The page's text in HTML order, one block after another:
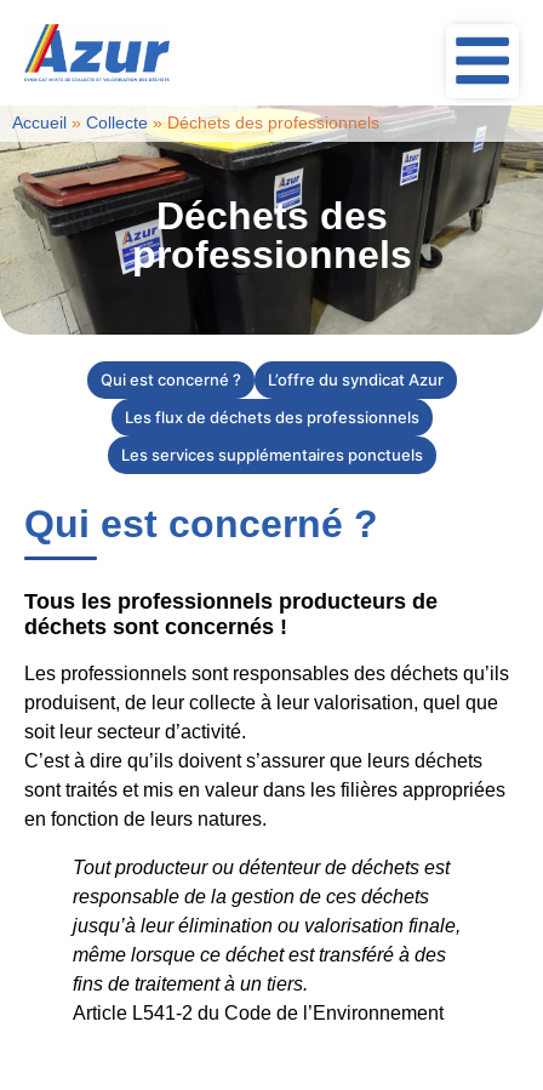
Déchets des
professionnels
Accueil » Collecte»Déchets des professionnels
Qui est concerné ?
L’offre du syndicat Azur
Les flux de déchets des professionnels
Les services supplémentaires ponctuels
Qui est concerné ?
Tous les professionnels producteurs de
déchets sont concernés !
Les professionnels sont responsables des déchets qu’ils
produisent, de leur collecte à leur valorisation, quel que
soit leur secteur d’activité.
C’est à dire qu’ils doivent s’assurer que leurs déchets
sont traités et mis en valeur dans les filières appropriées
en fonction de leurs natures.
Tout producteur ou détenteur de déchets est
responsable de la gestion de ces déchets
jusqu’à leur élimination ou valorisation finale,
même lorsque ce déchet est transféré à des
fins de traitement à un tiers.
Article L541-2 du Code de l’Environnement